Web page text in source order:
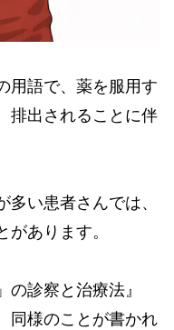
用語で、薬を服用す
排出されることに伴
い患者さんでは、
あります。
の診察と治療法』
同様のことが書かれ